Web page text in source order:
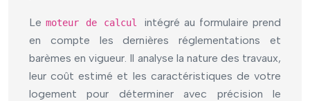
Le moteur de calcul intégré au formulaire prend
en compte les dernières réglementations et
barèmes en vigueur. Il analyse la nature des travaux,
leur coût estimé et les caractéristiques de votre
logement pour déterminer avec précision le